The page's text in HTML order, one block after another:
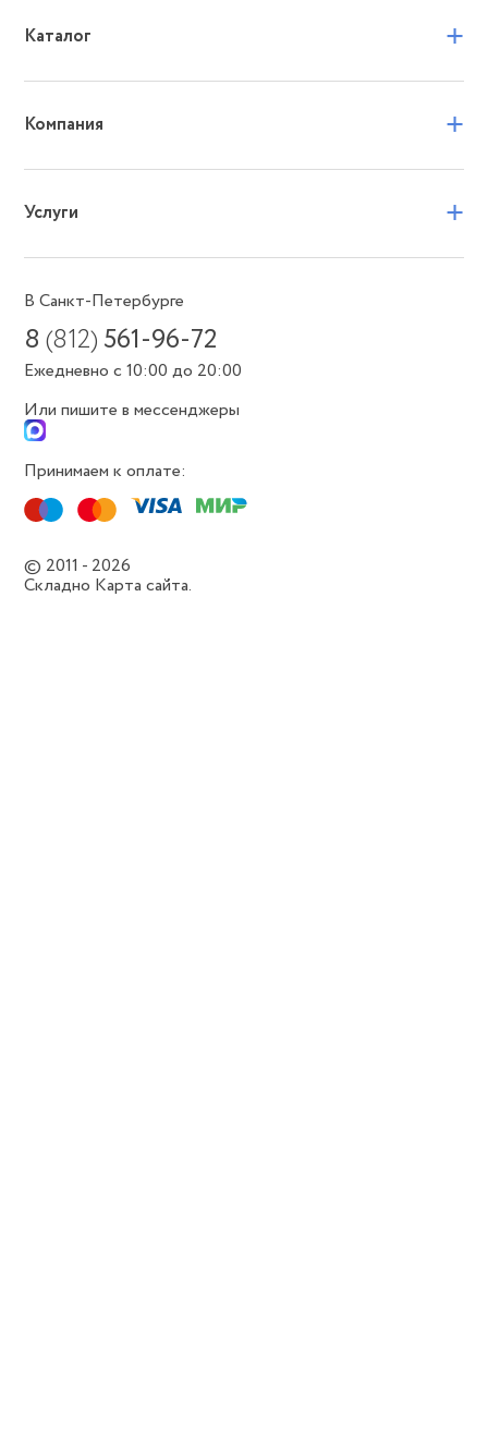
Каталог +
Компания +
Услуги +
В Санкт-Петербурге
8(812) 561-96-72
Ежедневно с 10:00 до 20:00
Или пишите в мессенджеры
Принимаем к оплате:
© 2011 - 2026
Складно Карта сайта.